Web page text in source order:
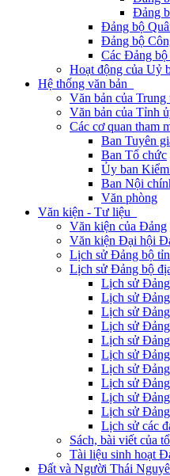
Đảng
Đảng bộ
Đảng bộ
Các Đảng
Hoạt động của Uỷ
Hệ thống văn bản
Văn bản của Trung
Văn bản của Tỉnh
Các cơ quan tham
Ban Tuyên
Ban Tổ chức
Ủy ban Kiểm
Ban Nội
Văn phòng
Văn kiện - Tư liệu
Văn kiện của Đảng
Văn kiện Đại hội
Lịch sử Đảng bộ
Lịch sử Đảng bộ
Lịch sử
Lịch sử
Lịch sử
Lịch sử
Lịch sử
Lịch sử
Lịch sử
Lịch sử
Lịch sử
Lịch sử
Lịch sử các
Sách, bài viết của
Tài liệu sinh hoạt
Đất và Người Thái